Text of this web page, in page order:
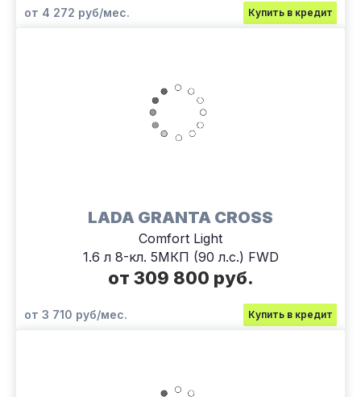
от 4 272 руб/мес. Купить в кредит
LADA GRANTA CROSS
Comfort Light
1.6 л 8-кл. 5МКП (90 л.с.) FWD
от 309 800 руб.
от 3 710 руб/мес. Купить в кредит